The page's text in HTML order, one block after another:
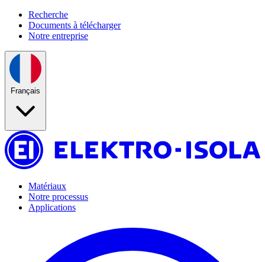
Recherche
Documents à télécharger
Notre entreprise
Français
Matériaux
Notre processus
Applications